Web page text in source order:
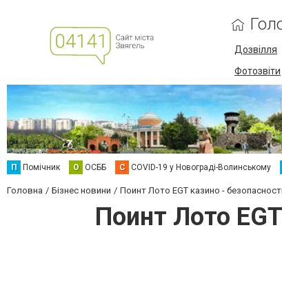
Дозвілля
Фотозвіти
П Помічник О ОСББ C COVID-19 у Новограді-Волинському
Головна Бізнес новини Поинт Лото EGT казино -
Поинт Лото